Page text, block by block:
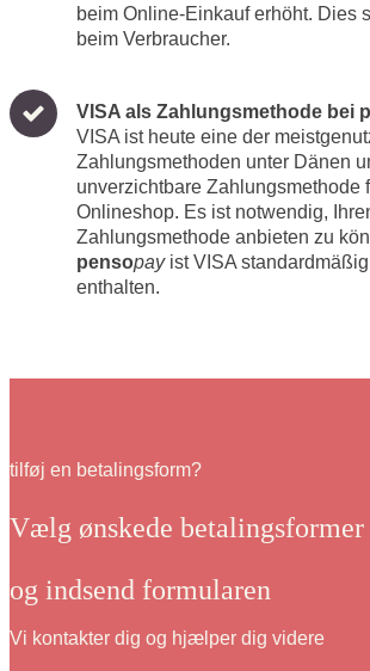
beim Online-Einkauf erhöht. Dies
beim Verbraucher.
VISA als Zahlungsmethode bei
VISA ist heute eine der
Zahlungsmethoden unter Dänen
unverzichtbare Zahlungsmethode
Onlineshop. Es ist notwendig,
Zahlungsmethode anbieten zu
pensopayist VISA
enthalten.
tilføj en betalingsform?
Vælg ønskede betalingsformer
og indsend formularen
Vi kontakter dig og hjælper dig videre